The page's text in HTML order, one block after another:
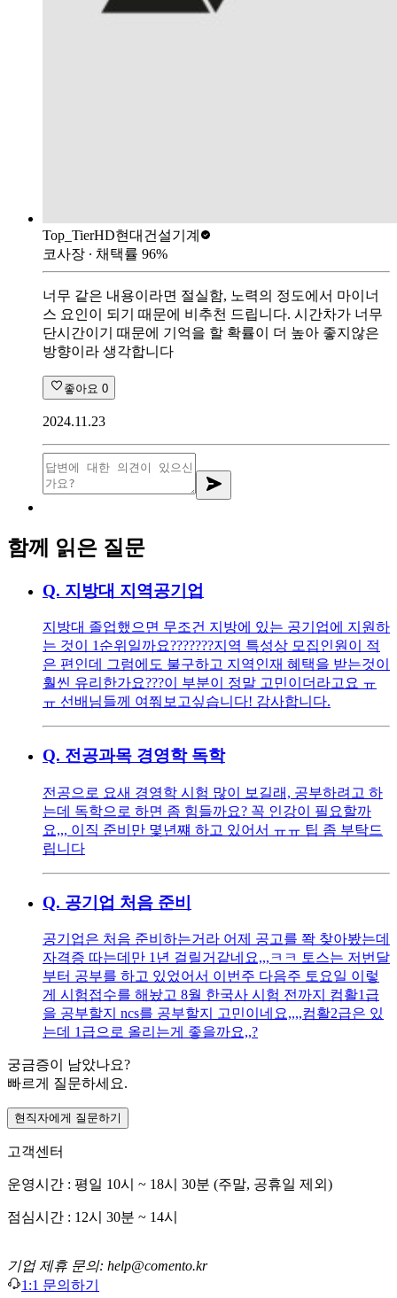
Top_TierHD현대건설기계
코사장 ∙ 채택률 96%
너무 같은 내용이라면 절실함, 노력의 정도에서 마이너
스 요인이 되기 때문에 비추천 드립니다. 시간차가 너무
단시간이기 때문에 기억을 할 확률이 더 높아 좋지않은
방향이라 생각합니다
좋아요 0
2024.11.23
함께 읽은 질문
Q. 지방대 지역공기업
지방대 졸업했으면 무조건 지방에 있는 공기업에 지원하
는 것이 1순위일까요??????? ​ ​ 지역 특성상 모집인원이 적
은 편인데 그럼에도 불구하고 지역인재 혜택을 받는것이
훨씬 유리한가요??? ​ 이 부분이 정말 고민이더라고요 ㅠ
ㅠ 선배님들께 여쭤보고싶습니다! 감사합니다.
Q. 전공과목 경영학 독학
전공으로 요새 경영학 시험 많이 보길래, 공부하려고 하
는데 독학으로 하면 좀 힘들까요? 꼭 인강이 필요할까
요,,, 이직 준비만 몇년쨰 하고 있어서 ㅠㅠ 팁 좀 부탁드
립니다
Q. 공기업 처음 준비
공기업은 처음 준비하는거라 어제 공고를 쫙 찾아봤는데
자격증 따는데만 1년 걸릴거같네요,,,ㅋㅋ 토스는 저번달
부터 공부를 하고 있었어서 이번주 다음주 토요일 이렇
게 시험접수를 해놨고 8월 한국사 시험 전까지 컴활1급
을 공부할지 ncs를 공부할지 고민이네요,,,,컴활2급은 있
는데 1급으로 올리는게 좋을까요,,?
궁금증이 남았나요?
빠르게 질문하세요.
현직자에게 질문하기
고객센터
운영시간 : 평일 10시 ~ 18시 30분 (주말, 공휴일 제외)
점심시간 : 12시 30분 ~ 14시
기업 제휴 문의: help@comento.kr
1:1 문의하기